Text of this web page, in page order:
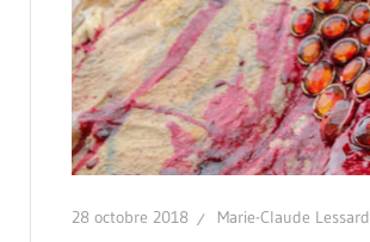
28 octobre 2018 Marie-Claude Lessard